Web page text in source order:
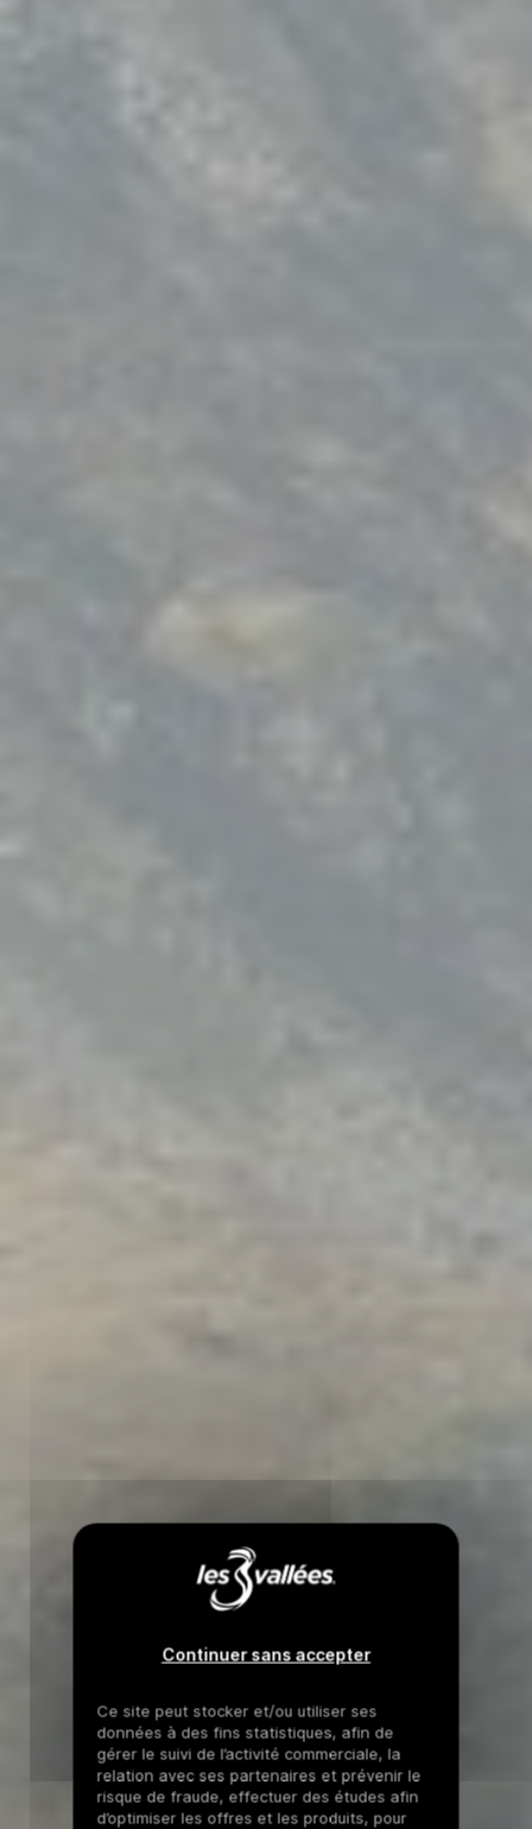
Continuer sans accepter
Ce site peut stocker et/ou utiliser ses
données à des fins statistiques, afin de
gérer le suivi de l’activité commerciale, la
relation avec ses partenaires et prévenir le
risque de fraude, effectuer des études afin
d’optimiser les offres et les produits, pour